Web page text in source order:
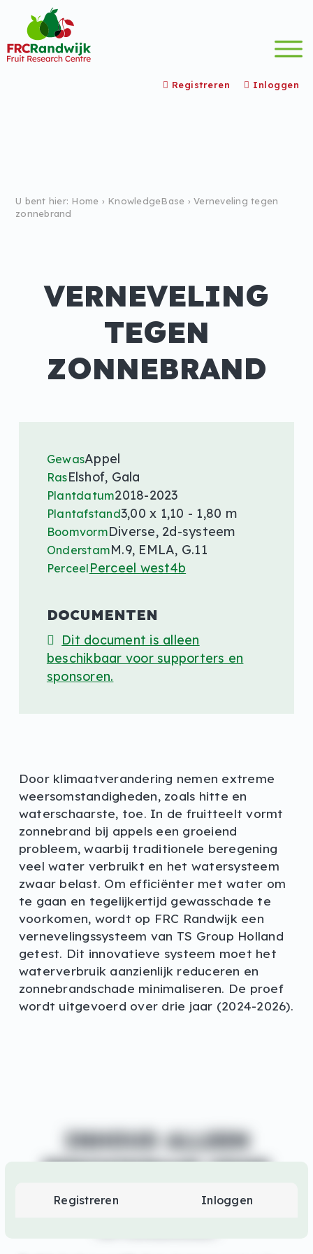
wordpress_test_cookie
Registreren Inloggen
U bent hier: Home › KnowledgeBase › Verneveling tegen
zonnebrand
VERNEVELING
TEGEN
ZONNEBRAND
GewasAppel
RasElshof, Gala
Plantdatum2018-2023
Plantafstand3,00 x 1,10 - 1,80 m
BoomvormDiverse, 2d-systeem
OnderstamM.9, EMLA, G.11
Perceel Perceel west4b
DOCUMENTEN
Dit document is alleen
beschikbaar voor supporters en
sponsoren.
Door klimaatverandering nemen extreme
weersomstandigheden, zoals hitte en
waterschaarste, toe. In de fruitteelt vormt
zonnebrand bij appels een groeiend
probleem, waarbij traditionele beregening
veel water verbruikt en het watersysteem
zwaar belast. Om efficiënter met water om
te gaan en tegelijkertijd gewasschade te
voorkomen, wordt op FRC Randwijk een
vernevelingssysteem van TS Group Holland
getest. Dit innovatieve systeem moet het
waterverbruik aanzienlijk reduceren en
zonnebrandschade minimaliseren. De proef
wordt uitgevoerd over drie jaar (2024-2026).
INHOUD ALLEEN
BESCHIKBAAR VOOR
SUPPORTERS EN
INLOGGEN OF
Registreren Inloggen